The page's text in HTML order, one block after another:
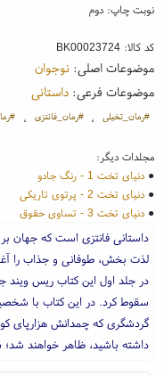
نوبت چاپ: دوم
کد کالا:BK00023724
موضوعات اصلی:نوجوان
موضوعات فرعی:داستانی
#رمان_تخیلی ، #رمان_فانتزی ،
مجلدات دیگر:
●دنیای تخت 1 - رنگ جادو
●دنیای تخت 2 - پرتوی تاریکی
●دنیای تخت 3 - تساوی حقوق
داستانی فانتزی است که جهان
لذت بخش، طوفانی و جذاب را
در جلد اول این کتاب ریس ویند
سقوط کرد. در این کتاب با
گردشگری که چمدانش هزارپای
داشته باشید، ظاهر خواهند